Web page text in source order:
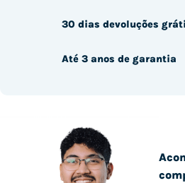
30 dias devoluções
Até 3 anos de garantia